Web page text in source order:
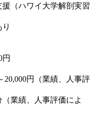
（ハワイ大学解剖実習
円（業績、人事評
業績、人事評価によ